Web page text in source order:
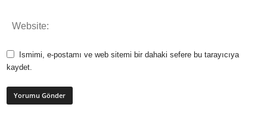
Ismimi, e-postamı ve web sitemi bir dahaki sefere bu tarayıcıya
kaydet.